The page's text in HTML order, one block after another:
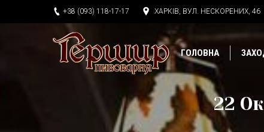
+38 (093) 118-17-17 ХАРКІВ, ВУЛ. НЕСКОРЕНИХ, 46
ГОЛОВНА
22